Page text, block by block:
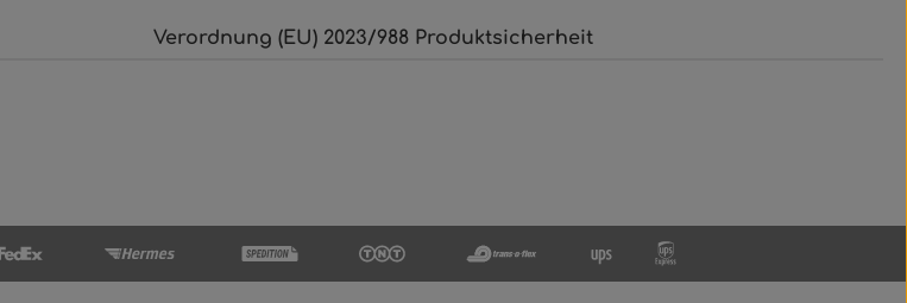
Verordnung (EU) 2023/988 Produktsicherheit